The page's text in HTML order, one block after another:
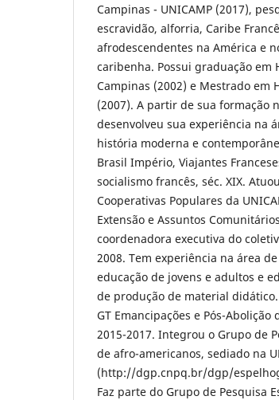
Campinas - UNICAMP (2017),
escravidão, alforria, Caribe
afrodescendentes na América e
caribenha. Possui graduação
Campinas (2002) e Mestrado em
(2007). A partir de sua formação
desenvolveu sua experiência na
história moderna e
Brasil Império, Viajantes
socialismo francês, séc. XIX.
Cooperativas Populares da
Extensão e Assuntos
coordenadora executiva do
2008. Tem experiência na área
educação de jovens e adultos e
de produção de material
GT Emancipações e Pós-
2015-2017. Integrou o Grupo de
de afro-americanos, sediado na
(http://dgp.cnpq.br/dgp/
Faz parte do Grupo de Pesquisa